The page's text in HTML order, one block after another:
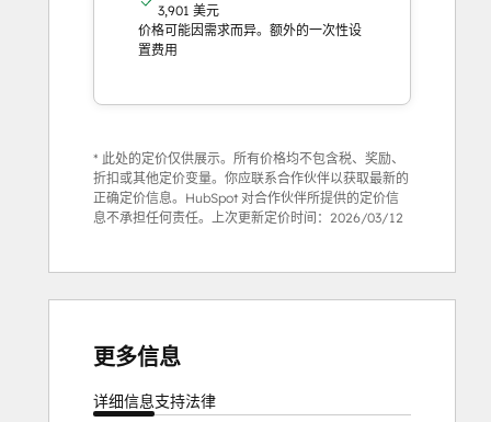
3,901 美元
价格可能因需求而异。额外的一次性设
置费用
* 此处的定价仅供展示。所有价格均不包含税、奖励、
折扣或其他定价变量。你应联系合作伙伴以获取最新的
正确定价信息。HubSpot 对合作伙伴所提供的定价信
息不承担任何责任。上次更新定价时间： 2026/03/12
更多信息
详细信息支持法律